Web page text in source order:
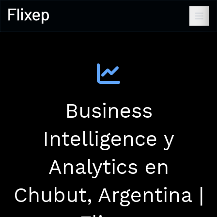
Business
Intelligence y
Analytics en
Chubut, Argentina |